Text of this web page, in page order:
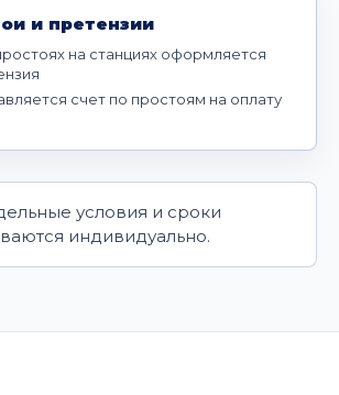
и претензии
на станциях оформляется
счет по простоям на оплату
условия и сроки
индивидуально.